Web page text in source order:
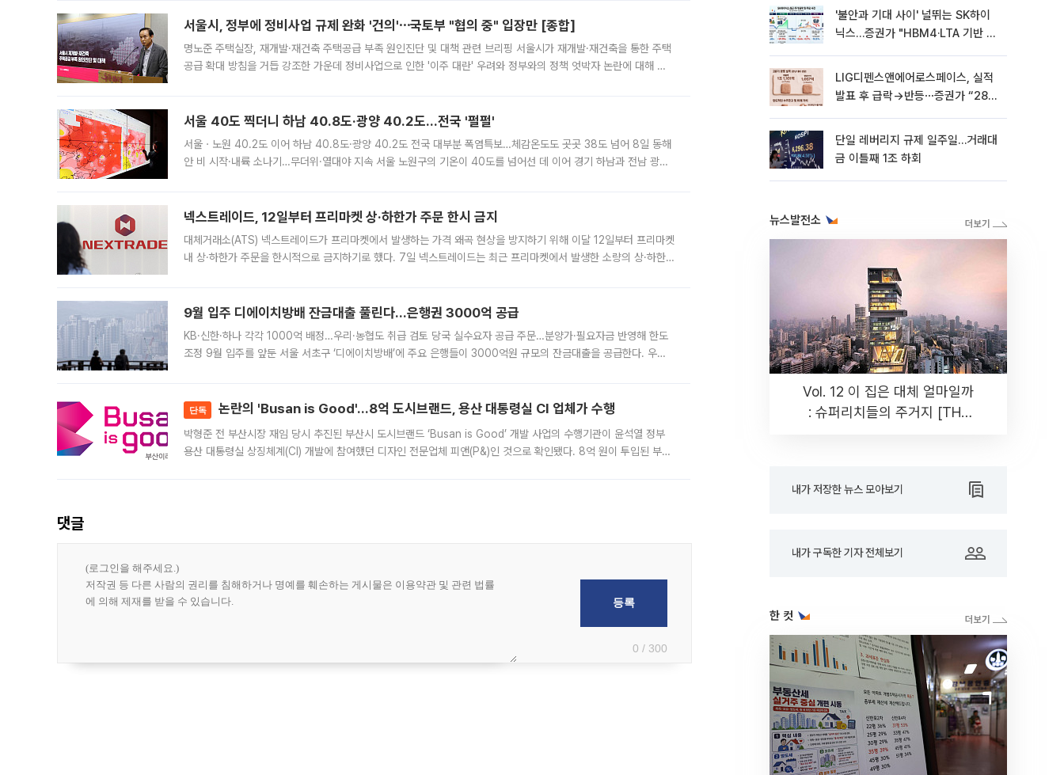
서울시, 정부에 정비사업 규제 완화 '건의'⋯국토부 "협의 중" 입장만 [종합]
명노준 주택실장, 재개발·재건축 주택공급 부족 원인진단 및 대책 관련 브리핑 서울시가 재개발·재건축을 통한 주택
공급 확대 방침을 거듭 강조한 가운데 정비사업으로 인한 '이주 대란' 우려와 정부와의 정책 엇박자 논란에 대해 정
서울 40도 찍더니 하남 40.8도·광양 40.2도…전국 '펄펄'
서울ㆍ노원 40.2도 이어 하남 40.8도·광양 40.2도 전국 대부분 폭염특보…체감온도도 곳곳 38도 넘어 8일 동해
안 비 시작·내륙 소나기…무더위·열대야 지속 서울 노원구의 기온이 40도를 넘어선 데 이어 경기 하남과 전남 광양
넥스트레이드, 12일부터 프리마켓 상·하한가 주문 한시 금지
대체거래소(ATS) 넥스트레이드가 프리마켓에서 발생하는 가격 왜곡 현상을 방지하기 위해 이달 12일부터 프리마켓
내 상·하한가 주문을 한시적으로 금지하기로 했다. 7일 넥스트레이드는 최근 프리마켓에서 발생한 소량의 상·하한
9월 입주 디에이치방배 잔금대출 풀린다…은행권 3000억 공급
KB·신한·하나 각각 1000억 배정…우리·농협도 취급 검토 당국 실수요자 공급 주문…분양가·필요자금 반영해 한도
조정 9월 입주를 앞둔 서울 서초구 ‘디에이치방배’에 주요 은행들이 3000억원 규모의 잔금대출을 공급한다. 우리
단독 논란의 'Busan is Good'…8억 도시브랜드, 용산 대통령실 CI 업체가 수행
박형준 전 부산시장 재임 당시 추진된 부산시 도시브랜드 ‘Busan is Good’ 개발 사업의 수행기관이 윤석열 정부
용산 대통령실 상징체계(CI) 개발에 참여했던 디자인 전문업체 피앤(P&)인 것으로 확인됐다. 8억 원이 투입된 부산
댓글
0 / 300
'불안과 기대 사이' 널뛰는 SK하이
닉스…증권가 "HBM4·LTA 기반 펀
LIG디펜스앤에어로스페이스, 실적
발표 후 급락→반등⋯증권가 “28년
단일 레버리지 규제 일주일…거래대
금 이틀째 1조 하회
뉴스발전소
Vol. 12 이 집은 대체 얼마일까
: 슈퍼리치들의 주거지 [THE
내가 저장한 뉴스 모아보기
내가 구독한 기자 전체보기
한 컷